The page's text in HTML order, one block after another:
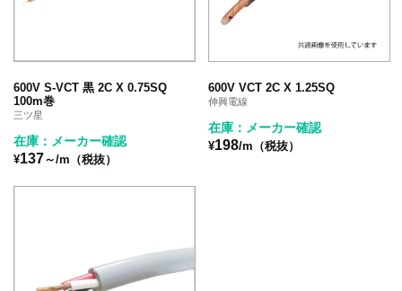
600V S-VCT 黒 2C X 0.75SQ
100m巻
三ツ星
在庫：メーカー確認
¥137～/m（税抜）
600V VCT 2C X 1.25SQ
伸興電線
在庫：メーカー確認
¥198/m（税抜）